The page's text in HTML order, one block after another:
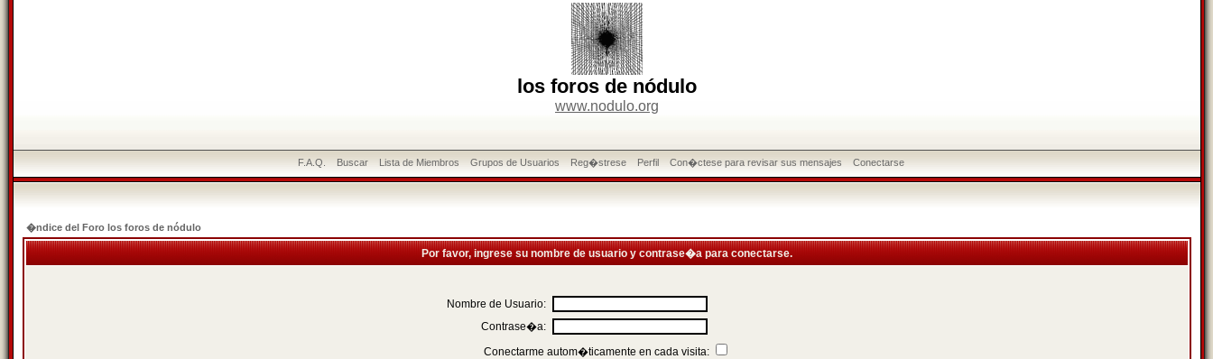
los foros de nódulo
www.nodulo.org
F.A.Q. Buscar Lista de Miembros Grupos de Usuarios Reg�strese Perfil Con�ctese para revisar sus mensajes Conectarse
�ndice del Foro los foros de nódulo
Por favor, ingrese su nombre de usuario y contrase�a para conectarse.
Nombre de Usuario:
Contrase�a:
Conectarme autom�ticamente en cada visita: